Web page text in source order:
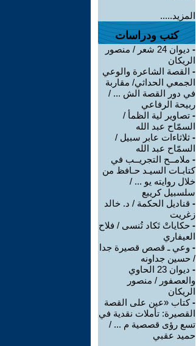
المزيد.....
كتب ودراسات
-
ديوان 24 شعر / منصور
الريكان
- القصة الشاعرة والوعي
الجمعي الحداثي/ مقاربة
في دور القصة الش ... /
ربيحة الرفاعي
- تصاوير لية الظمأ /
السمّاح عبد الله
- ثلاثاءات عابر سبيل /
السمّاح عبد الله
- ملامــح التجريــب في
كتابـات السيـد حـافظ من
خلال روايته يو ... /
سلسبيل كريبع
- قناديل الحكمة / د. خالد
زغريت
- حكاياتْ تَكاد تُنسى / فلاح
العيفاري
- وعي ـ قصص قصيرة جدا
/ حسين جداونه
-
ديوان 23 الحاوي
والعصفور / منصور
الريكان
-كتاب «عين على القصة
القصيرة: تأملات نقدية في
تسع رؤى قصصية م ... /
حميد عقبي